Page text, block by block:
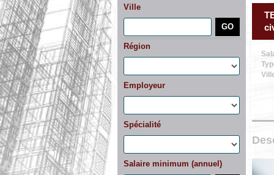
Ville
Région
Employeur
Spécialité
Salaire minimum (annuel)